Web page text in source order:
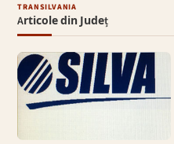
TRANSILVANIA
Articole din Județ